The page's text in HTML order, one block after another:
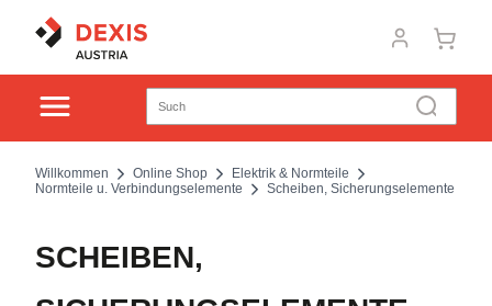
Willkommen Online Shop
Elektrik & Normteile
Normteile u. Verbindungselemente
Scheiben, Sicherungselemente
SCHEIBEN,